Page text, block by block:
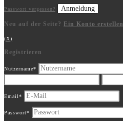
Passwort vergessen?
Neu auf der Seite? Ein Konto erstellen
(X)
Registrieren
Nutzername*
Email*
Passwort*